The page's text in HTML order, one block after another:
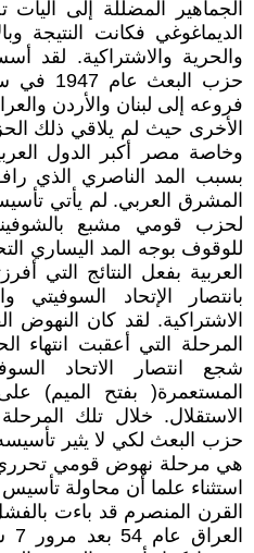
الجماهير المضللة إلى
الديماغوغي فكانت النتيجة
والحرية والاشتراكية. لقد
حزب
فروعه إلى لبنان والأردن
الأخرى حيث لم يلاقي ذلك
وخاصة مصر أكبر الدول
بسبب المد الناصري الذي
المشرق العربي. لم يأتي
لحزب قومي مشبع
للوقوف بوجه المد اليساري
العربية بفعل النتائج التي
بانتصار الإتحاد السوفيتي
الاشتراكية. لقد كان
المرحلة التي أعقبت انتهاء
شجع انتصار الاتحاد
المستعمرة( بفتح الميم)
الاستقلال. خلال تلك
حزب البعث لكي لا يثير
هي مرحلة نهوض قومي تحرري
استثناء علما أن محاولة
القرن المنصرم قد باءت